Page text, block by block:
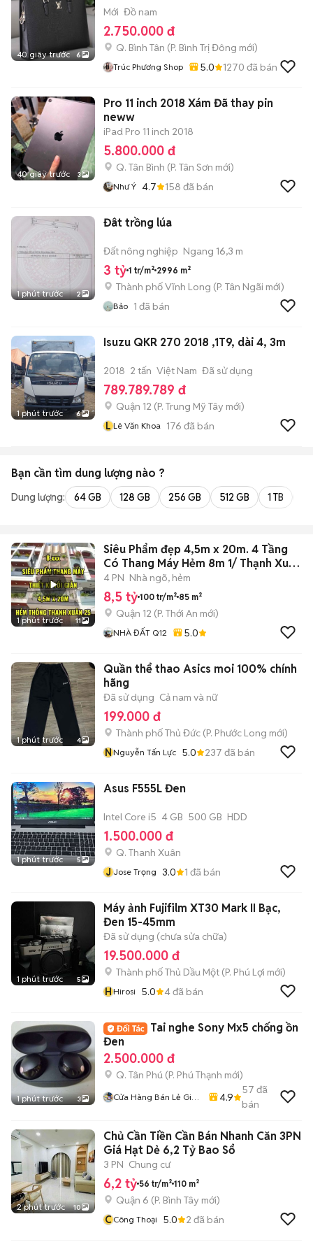
40 giây trước 6
Mới Đồ nam
2.750.000 đ
Q. Bình Tân (P. Bình Trị Đông mới)
Trúc Phương Shop 5.0 1270 đã bán
40 giây trước 3
Pro 11 inch 2018 Xám Đã thay pin
neww
iPad Pro 11 inch 2018
5.800.000 đ
Q. Tân Bình (P. Tân Sơn mới)
Như Ý 4.7 158 đã bán
1 phút trước 2
Đât trồng lúa
Đất nông nghiệp Ngang 16,3 m
3 tỷ 1 tr/m² 2996 m²
Thành phố Vĩnh Long (P. Tân Ngãi mới)
Bảo 1 đã bán
1 phút trước 6
Isuzu QKR 270 2018 ,1T9, dài 4, 3m
2018 2 tấn Việt Nam Đã sử dụng
789.789.789 đ
Quận 12 (P. Trung Mỹ Tây mới)
L Lê Văn Khoa 176 đã bán
Bạn cần tìm dung lượng nào ?
Dung lượng: 64 GB 128 GB 256 GB 512 GB 1 TB
1 phút trước 11
Siêu Phẩm đẹp 4,5m x 20m. 4 Tầng
Có Thang Máy Hẻm 8m 1/ Thạnh Xuân
25
4 PN Nhà ngõ, hẻm
8,5 tỷ 100 tr/m² 85 m²
Quận 12 (P. Thới An mới)
NHÀ ĐẤT Q12 5.0
1 phút trước 4
Quần thể thao Asics moi 100% chính
hãng
Đã sử dụng Cả nam và nữ
199.000 đ
Thành phố Thủ Đức (P. Phước Long mới)
NNguyễn Tấn Lực 5.0 237 đã bán
1 phút trước 5
Asus F555L Đen
Intel Core i5 4 GB 500 GB HDD
1.500.000 đ
Q. Thanh Xuân
J Jose Trọng 3.0 1 đã bán
1 phút trước 5
Máy ảnh Fujifilm XT30 Mark II Bạc,
Đen 15-45mm
Đã sử dụng (chưa sửa chữa)
19.500.000 đ
Thành phố Thủ Dầu Một (P. Phú Lợi mới)
HHirosi 5.0 4đã bán
1 phút trước 3
Tai nghe Sony Mx5 chống ồn
Đen
2.500.000 đ
Q. Tân Phú (P. Phú Thạnh mới)
Cửa Hàng Bán Lẻ Giá
4.9
57 đã
bán
2 phút trước 10
Chủ Cần Tiền Cần Bán Nhanh Căn 3PN
Giá Hạt Dẻ 6,2 Tỷ Bao Sổ
3 PN Chung cư
6,2 tỷ 56 tr/m² 110 m²
Quận 6 (P. Bình Tây mới)
CCông Thoại 5.0 2 đã bán